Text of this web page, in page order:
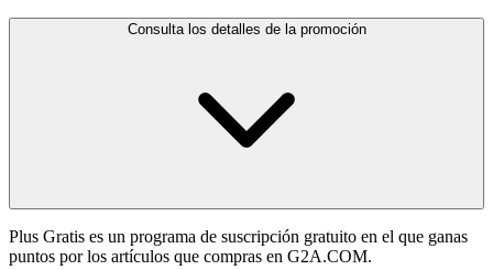
Consulta los detalles de la promoción
Plus Gratis es un programa de suscripción gratuito en el que ganas
puntos por los artículos que compras en G2A.COM.